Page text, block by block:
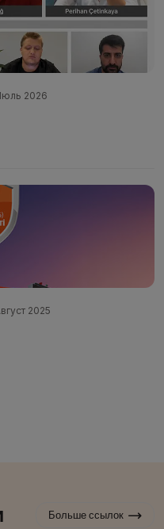
2026
2025
Больше ссылок